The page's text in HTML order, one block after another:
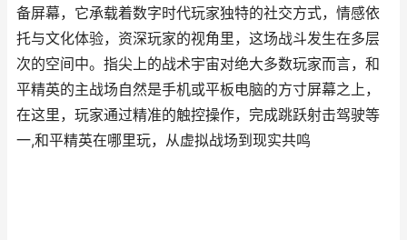
备屏幕，它承载着数字时代玩家独特的社交方式，情感依
托与文化体验，资深玩家的视角里，这场战斗发生在多层
次的空间中。指尖上的战术宇宙对绝大多数玩家而言，和
平精英的主战场自然是手机或平板电脑的方寸屏幕之上，
在这里，玩家通过精准的触控操作，完成跳跃射击驾驶等
一,和平精英在哪里玩，从虚拟战场到现实共鸣